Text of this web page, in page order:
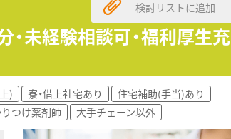
未経験相談可・福利厚生充
検討リストに追加
) 寮・借上社宅あり
住宅補助(手当)あり
つけ薬剤師 大手チェーン以外